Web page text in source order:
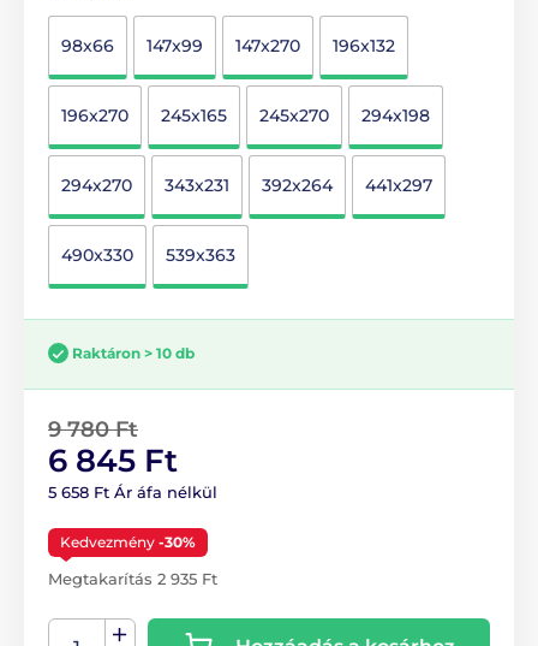
98x66 147x99 147x270 196x132
196x270 245x165 245x270 294x198
294x270 343x231 392x264 441x297
490x330 539x363
Raktáron > 10 db
9 780 Ft
6 845 Ft
5 658 Ft Ár áfa nélkül
Kedvezmény -30%
Megtakarítás 2 935 Ft